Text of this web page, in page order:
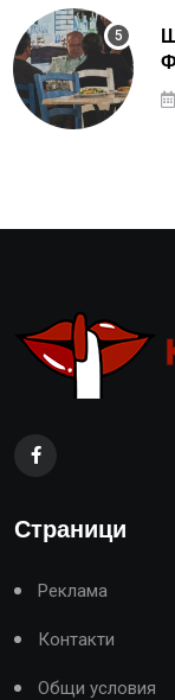
Страници
Реклама
Контакти
Общи условия